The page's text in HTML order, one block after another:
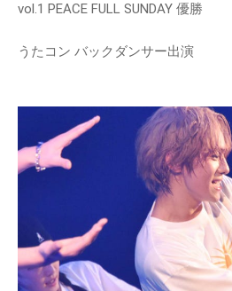
vol.1 PEACE FULL SUNDAY 優勝
うたコン バックダンサー出演